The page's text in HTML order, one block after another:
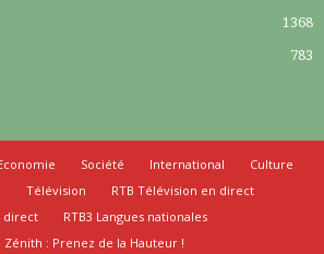
1368
783
Société International
Culture
Télévision
RTB Télévision en direct
direct
RTB3 Langues nationales
Zénith : Prenez de la Hauteur !